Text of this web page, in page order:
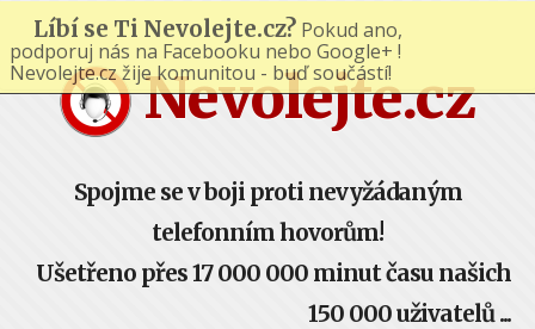
Nevolejte.cz
Spojme se v boji proti nevyžádaným
telefonním hovorům!
Ušetřeno přes 17 000 000 minut času našich
150 000 uživatelů ...
Líbí se Ti Nevolejte.cz? Pokud ano,
podporuj nás na Facebooku nebo Google+ !
Nevolejte.cz žije komunitou - buď součástí!